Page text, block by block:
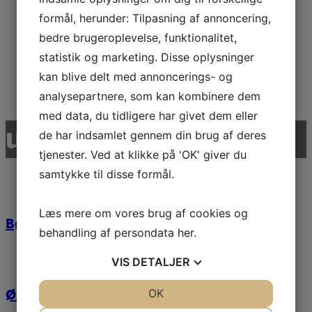
Udkigsposter
Læs mere
udvalgte referencer
Børnehuset Kobbelvænget
Østre Anlæg
formål, herunder: Tilpasning af annoncering,
bedre brugeroplevelse, funktionalitet,
statistik og marketing. Disse oplysninger
kan blive delt med annoncerings- og
analysepartnere, som kan kombinere dem
med data, du tidligere har givet dem eller
de har indsamlet gennem din brug af deres
tjenester. Ved at klikke på 'OK' giver du
samtykke til disse formål.
Læs mere om vores brug af cookies og
behandling af persondata her.
VIS DETALJER
OK